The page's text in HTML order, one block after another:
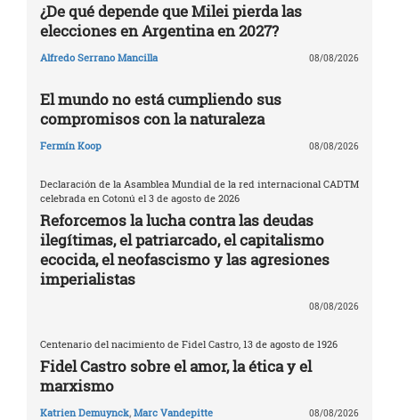
¿De qué depende que Milei pierda las
elecciones en Argentina en 2027?
Alfredo Serrano Mancilla 08/08/2026
El mundo no está cumpliendo sus
compromisos con la naturaleza
Fermín Koop 08/08/2026
Declaración de la Asamblea Mundial de la red internacional CADTM
celebrada en Cotonú el 3 de agosto de 2026
Reforcemos la lucha contra las deudas
ilegítimas, el patriarcado, el capitalismo
ecocida, el neofascismo y las agresiones
imperialistas
08/08/2026
Centenario del nacimiento de Fidel Castro, 13 de agosto de 1926
Fidel Castro sobre el amor, la ética y el
marxismo
Katrien Demuynck, Marc Vandepitte 08/08/2026